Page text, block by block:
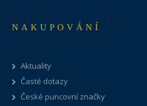
NAKUPOVÁNÍ
Aktuality
Časté dotazy
České puncovní značky